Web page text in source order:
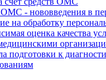
- нововведения в
на обработку
оценка качества
подготовки к